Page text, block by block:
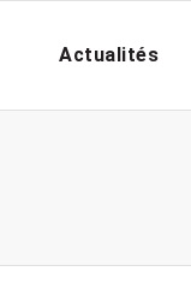
Actualités